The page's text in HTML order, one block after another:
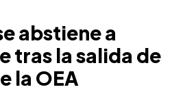
abstiene a
tras la salida de
la OEA